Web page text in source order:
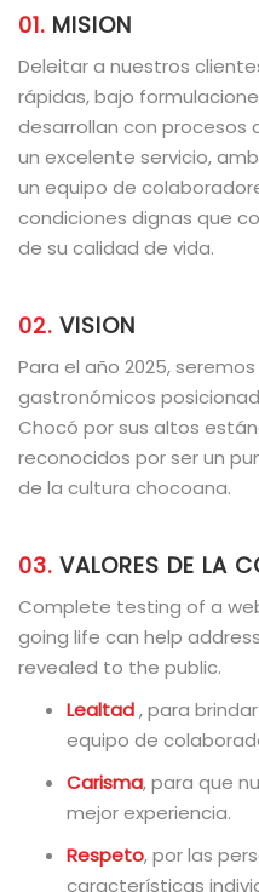
01. MISION
Deleitar a nuestros
rápidas, bajo
desarrollan con procesos
un excelente servicio,
un equipo de
condiciones dignas que
de su calidad de vida.
02. VISION
Para el año 2025,
gastronómicos
Chocó por sus altos
reconocidos por ser un
de la cultura chocoana.
03. VALORES DE LA
Complete testing of a
going life can help
revealed to the public.
Lealtad, para
equipo de
Carisma, para que
mejor experiencia.
Respeto, por las
características